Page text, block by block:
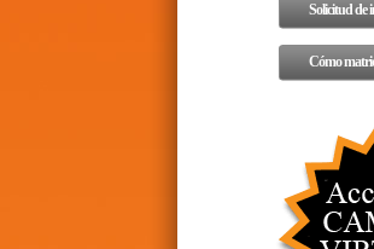
Solicitud de
Cómo